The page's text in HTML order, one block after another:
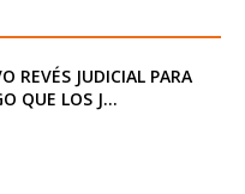
REVÉS JUDICIAL PARA
QUE LOS J...